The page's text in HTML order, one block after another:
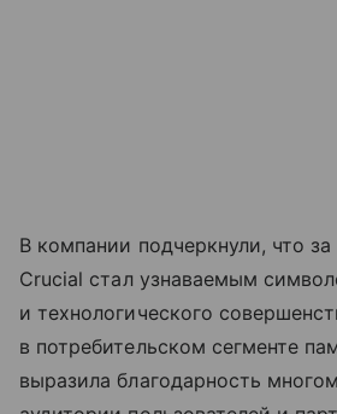
В компании подчеркнули, что
Crucial стал узнаваемым
и технологического
в потребительском сегменте
выразила благодарность